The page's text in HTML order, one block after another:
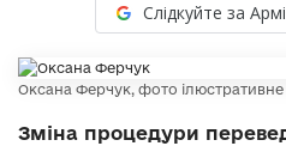
Слідкуйте за
Оксана Ферчук, фото ілюстративне
Зміна процедури